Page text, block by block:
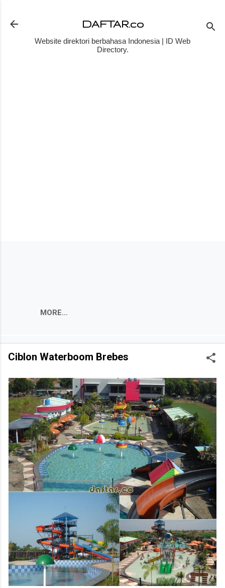
DAFTAR.co
Website direktori berbahasa Indonesia | ID Web
Directory.
MORE…
Ciblon Waterboom Brebes